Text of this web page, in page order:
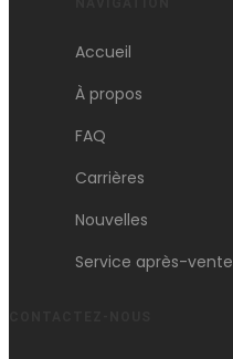
Accueil
À propos
FAQ
Carrières
Nouvelles
Service après-vente